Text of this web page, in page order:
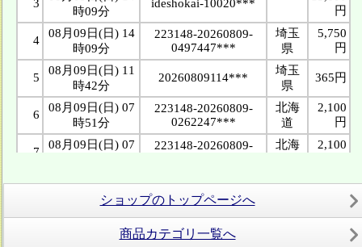
ショップのトップページへ
商品カテゴリ一覧へ